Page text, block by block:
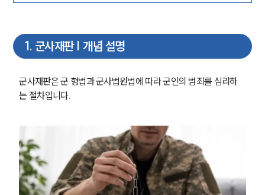
1. 군사재판 | 개념 설명
군사재판은 군 형법과 군사법원법에 따라 군인의 범죄를 심리하
는 절차입니다.